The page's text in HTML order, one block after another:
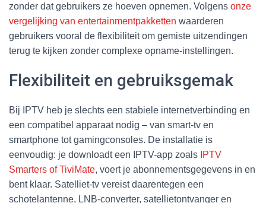
zonder dat gebruikers ze hoeven opnemen. Volgens onze
vergelijking van entertainmentpakketten waarderen
gebruikers vooral de flexibiliteit om gemiste uitzendingen
terug te kijken zonder complexe opname-instellingen.
Flexibiliteit en gebruiksgemak
Bij IPTV heb je slechts een stabiele internetverbinding en
een compatibel apparaat nodig – van smart-tv en
smartphone tot gamingconsoles. De installatie is
eenvoudig: je downloadt een IPTV-app zoals IPTV
Smarters of TiviMate, voert je abonnementsgegevens in en
bent klaar. Satelliet-tv vereist daarentegen een
schotelantenne, LNB-converter, satellietontvanger en